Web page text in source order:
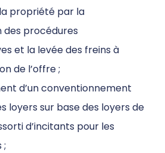
propriété par la
des procédures
et la levée des freins à
de l’offre ;
d’un conventionnement
loyers sur base des loyers de
d’incitants pour les
;